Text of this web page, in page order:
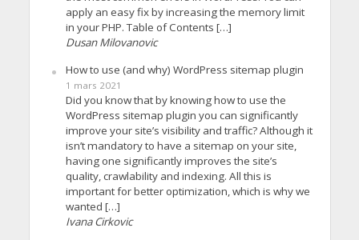
apply an easy fix by increasing the memory limit
in your PHP. Table of Contents […]
Dusan Milovanovic
How to use (and why) WordPress sitemap plugin
1 mars 2021
Did you know that by knowing how to use the
WordPress sitemap plugin you can significantly
improve your site’s visibility and traffic? Although it
isn’t mandatory to have a sitemap on your site,
having one significantly improves the site’s
quality, crawlability and indexing. All this is
important for better optimization, which is why we
wanted […]
Ivana Cirkovic